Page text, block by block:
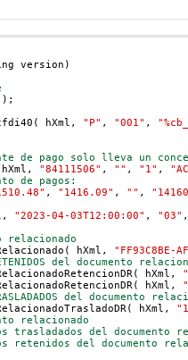
version)
);
hXml,
"P" , "001" ,
de pago solo lleva un
"84111506" , "" , "1" ,
de pagos:
, "1416.09" , "" ,
"2023-04-03T12:00:00" , "03"
relacionado
hXml,
"FF93C8BE-
del documento
hXml,
hXml,
del documento
hXml,
relacionado
trasladados del documento
retenidos del documento